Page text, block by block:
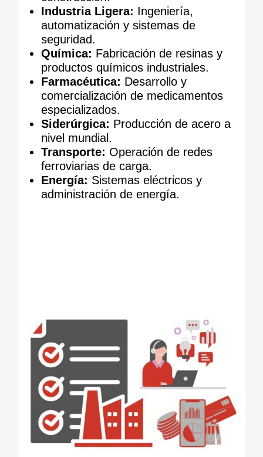
Industria Ligera: Ingeniería,
automatización y sistemas de
seguridad.
Química: Fabricación de resinas y
productos químicos industriales.
Farmacéutica: Desarrollo y
comercialización de medicamentos
especializados.
Siderúrgica: Producción de acero a
nivel mundial.
Transporte: Operación de redes
ferroviarias de carga.
Energía: Sistemas eléctricos y
administración de energía.